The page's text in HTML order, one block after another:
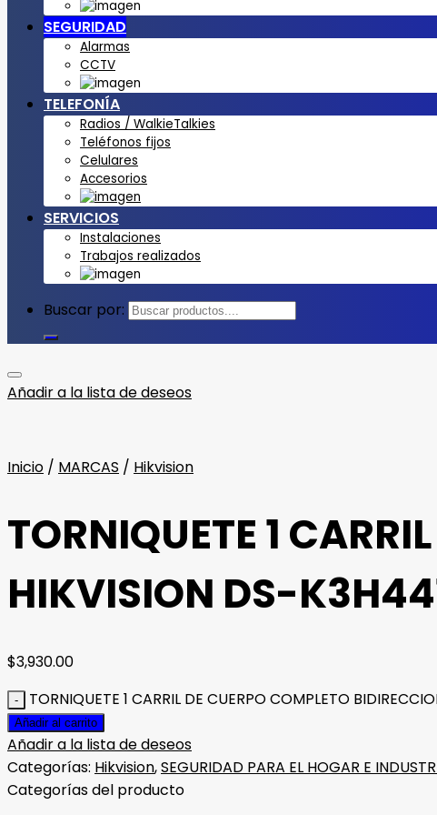
SEGURIDAD
Alarmas
CCTV
TELEFONÍA
Radios / WalkieTalkies
Teléfonos fijos
Celulares
Accesorios
SERVICIOS
Instalaciones
Trabajos realizados
Buscar por:
Añadir a la lista de deseos
Inicio / MARCAS / Hikvision
TORNIQUETE 1
HIKVISION DS-
$3,930.00
TORNIQUETE 1 CARRIL DE CUERPO COMPLETO
Añadir al carrito
Añadir a la lista de deseos
Categorías: Hikvision,SEGURIDAD PARA EL HOGAR E
Categorías del producto